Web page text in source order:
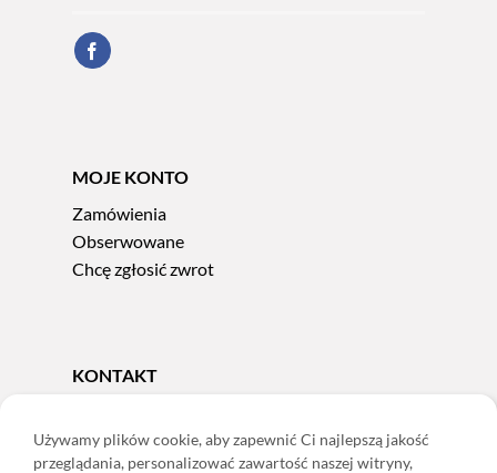
MOJE KONTO
Zamówienia
Obserwowane
Chcę zgłosić zwrot
KONTAKT
e-mail:sklep@adoris.pl
poniedziałek - piątek 8:00-16:00
Używamy plików cookie, aby zapewnić Ci najlepszą jakość
przeglądania, personalizować zawartość naszej witryny,